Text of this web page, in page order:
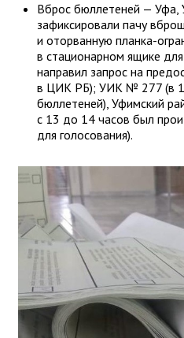
Вброс бюллетеней —
зафиксировали пачу
и оторванную планка-
в стационарном ящике
направил запрос на
в ЦИК РБ); УИК № 277 (в
бюллетеней), Уфимский
с 13 до 14 часов был
для голосования).